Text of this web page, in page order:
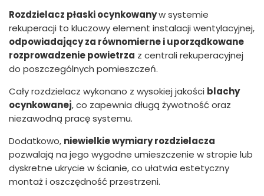
Rozdzielacz płaski ocynkowanyw systemie
rekuperacji to kluczowy element instalacji wentylacyjnej,
odpowiadający za równomierne i uporządkowane
rozprowadzenie powietrza z centrali rekuperacyjnej
do poszczególnych pomieszczeń.
Cały rozdzielacz wykonano z wysokiej jakości blachy
ocynkowanej, co zapewnia długą żywotność oraz
niezawodną pracę systemu.
Dodatkowo, niewielkie wymiary rozdzielacza
pozwalają na jego wygodne umieszczenie w stropie lub
dyskretne ukrycie w ścianie, co ułatwia estetyczny
montaż i oszczędność przestrzeni.